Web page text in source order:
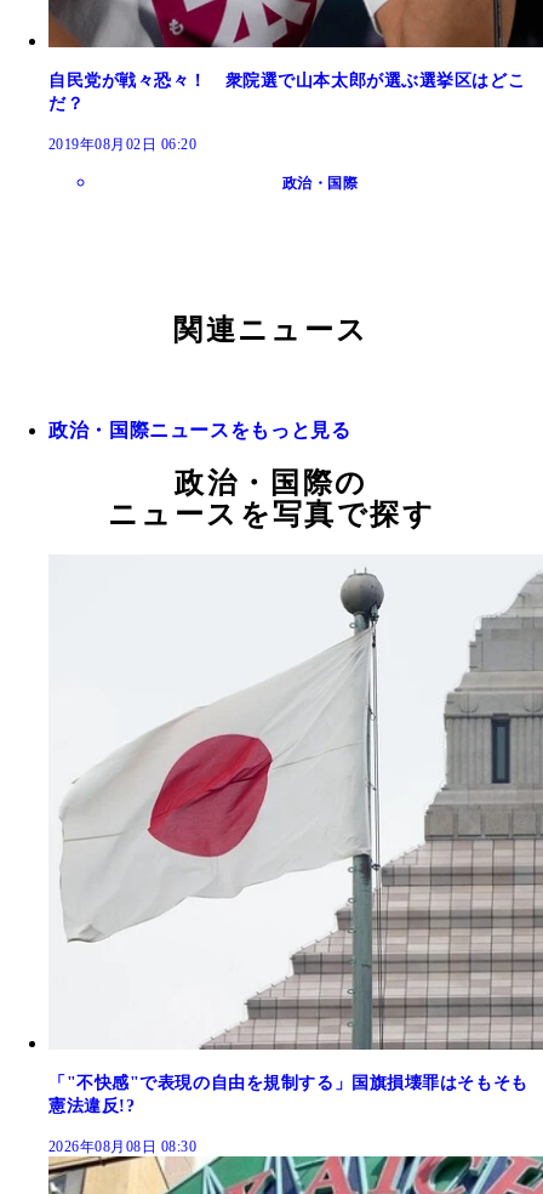
自民党が戦々恐々！ 衆院選で山本太郎が選ぶ選挙区はどこ
だ？
2019年08月02日 06:20
政治・国際
関連ニュース
政治・国際ニュースをもっと見る
政治・国際の
ニュースを写真で探す
「"不快感"で表現の自由を規制する」国旗損壊罪はそもそも
憲法違反!?
2026年08月08日 08:30